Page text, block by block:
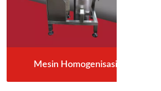
Mesin Homogenisasi